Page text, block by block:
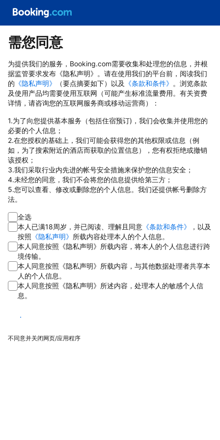
需您同意
为提供我们的服务，Booking.com需要收集和处理您的信息，并根
据监管要求发布《隐私声明》。请在使用我们的平台前，阅读我们
的 《隐私声明》 （要点摘要如下）以及 《条款和条件》 。浏览条款
及使用产品均需要使用互联网（可能产生标准流量费用。有关资费
详情，请咨询您的互联网服务商或移动运营商）：
1.为了向您提供基本服务（包括住宿预订)，我们会收集并使用您的
必要的个人信息；
2.在您授权的基础上，我们可能会获得您的其他权限或信息（例
如，为了搜索附近的酒店而获取的位置信息），您有权拒绝或撤销
该授权；
3.我们采取行业内先进的帐号安全措施来保护您的信息安全；
4.未经您的同意，我们不会将您的信息提供给第三方；
5.您可以查看、修改或删除您的个人信息。我们还提供帐号删除方
法。
全选
本人已满18周岁，并已阅读、理解且同意 《条款和条件》
，以及
按照 《隐私声明》 所载内容处理本人的个人信息。
本人同意按照《隐私声明》所载内容，将本人的个人信息进行跨
境传输。
本人同意按照《隐私声明》所载内容，与其他数据处理者共享本
人的个人信息。
本人同意按照《隐私声明》所述内容，处理本人的敏感个人信
息。
同意
不同意并关闭网页/应用程序